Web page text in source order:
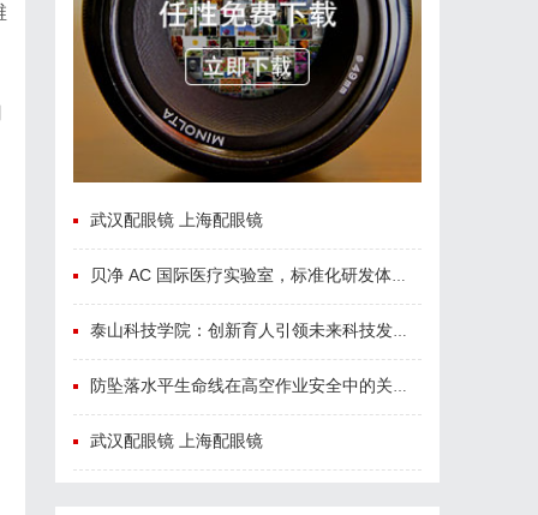
武汉配眼镜 上海配眼镜
贝净 AC 国际医疗实验室，标准化研发体系全解析
泰山科技学院：创新育人引领未来科技发展新高地
防坠落水平生命线在高空作业安全中的关键作用与应用解析
武汉配眼镜 上海配眼镜